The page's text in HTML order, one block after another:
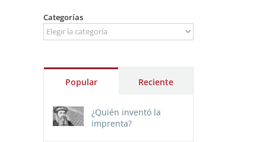
Categorías
Categorías
Popular Reciente
¿Quién inventó la
imprenta?